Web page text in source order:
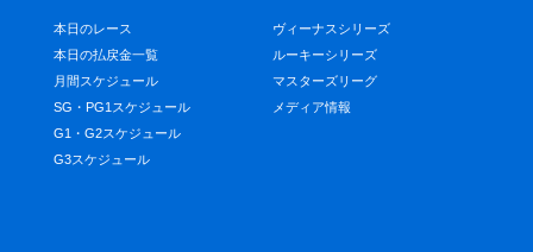
本日のレース
本日の払戻金一覧
月間スケジュール
SG・PG1スケジュール
G1・G2スケジュール
G3スケジュール
ヴィーナスシリーズ
ルーキーシリーズ
マスターズリーグ
メディア情報